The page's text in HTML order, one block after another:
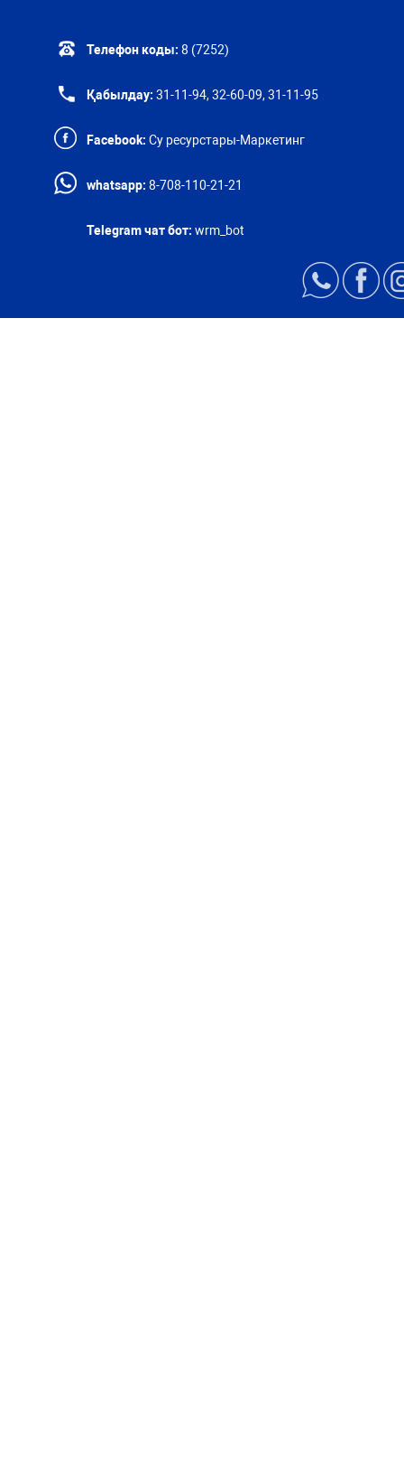
Телефон коды: 8 (7252)
Қабылдау: 31-11-94, 32-60-09, 31-11-95
Facebook: Су ресурстары-Маркетинг
whatsapp: 8-708-110-21-21
Telegram чат бот: wrm_bot